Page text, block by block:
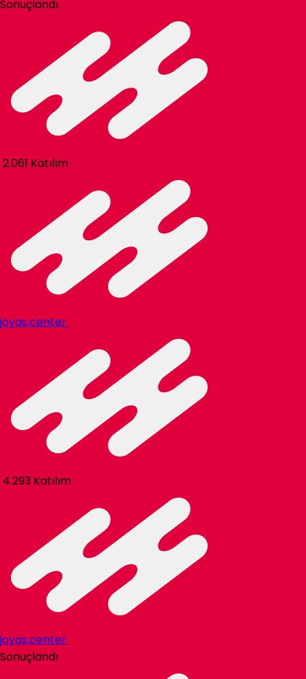
Sonuçlandı
2.061 Katılım
joyas.center
4.293 Katılım
joyas.center
Sonuçlandı